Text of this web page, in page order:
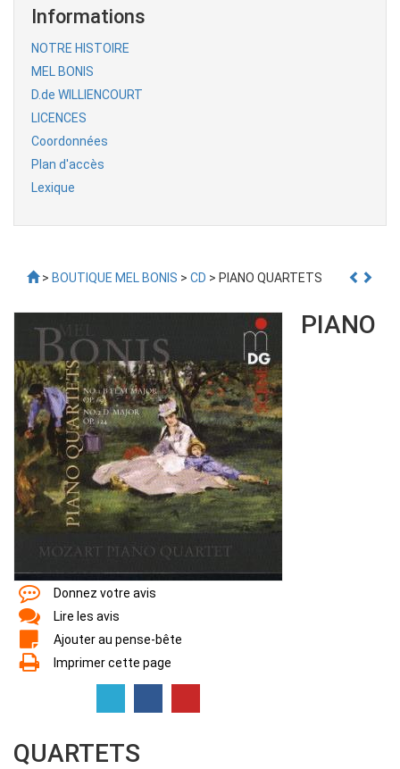
Informations
NOTRE HISTOIRE
MEL BONIS
D.de WILLIENCOURT
LICENCES
Coordonnées
Plan d'accès
Lexique
> BOUTIQUE MEL BONIS > CD > PIANO QUARTETS
Donnez votre avis
Lire les avis
Ajouter au pense-bête
Imprimer cette page
PIANO
QUARTETS